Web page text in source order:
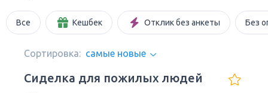
Все Кешбек Отклик без анкеты Без
Сортировка: самые новые
Сиделка для пожилых людей